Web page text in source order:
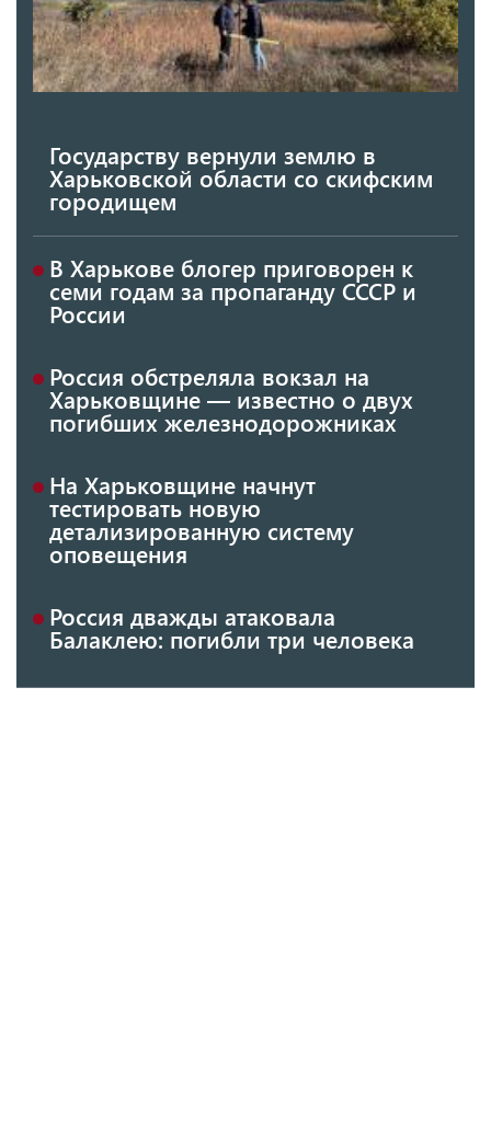
Государству вернули землю в
Харьковской области со скифским
городищем
В Харькове блогер приговорен к
семи годам за пропаганду СССР и
России
Россия обстреляла вокзал на
Харьковщине — известно о двух
погибших железнодорожниках
На Харьковщине начнут
тестировать новую
детализированную систему
оповещения
Россия дважды атаковала
Балаклею: погибли три человека